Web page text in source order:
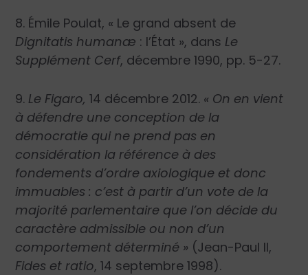
8. Émile Poulat, « Le grand absent de
Dignitatis humanæ : l’État », dans Le
Supplément Cerf, décembre 1990, pp. 5-27.
9. Le Figaro,14 décembre 2012. « On en vient
à défendre une conception de la
démocratie qui ne prend pas en
considération la référence à des
fondements d’ordre axiologique et donc
immuables : c’est à partir d’un vote de la
majorité parlementaire que l’on décide du
caractère admissible ou non d’un
comportement déterminé » (Jean-Paul II,
Fides et ratio, 14 septembre 1998).